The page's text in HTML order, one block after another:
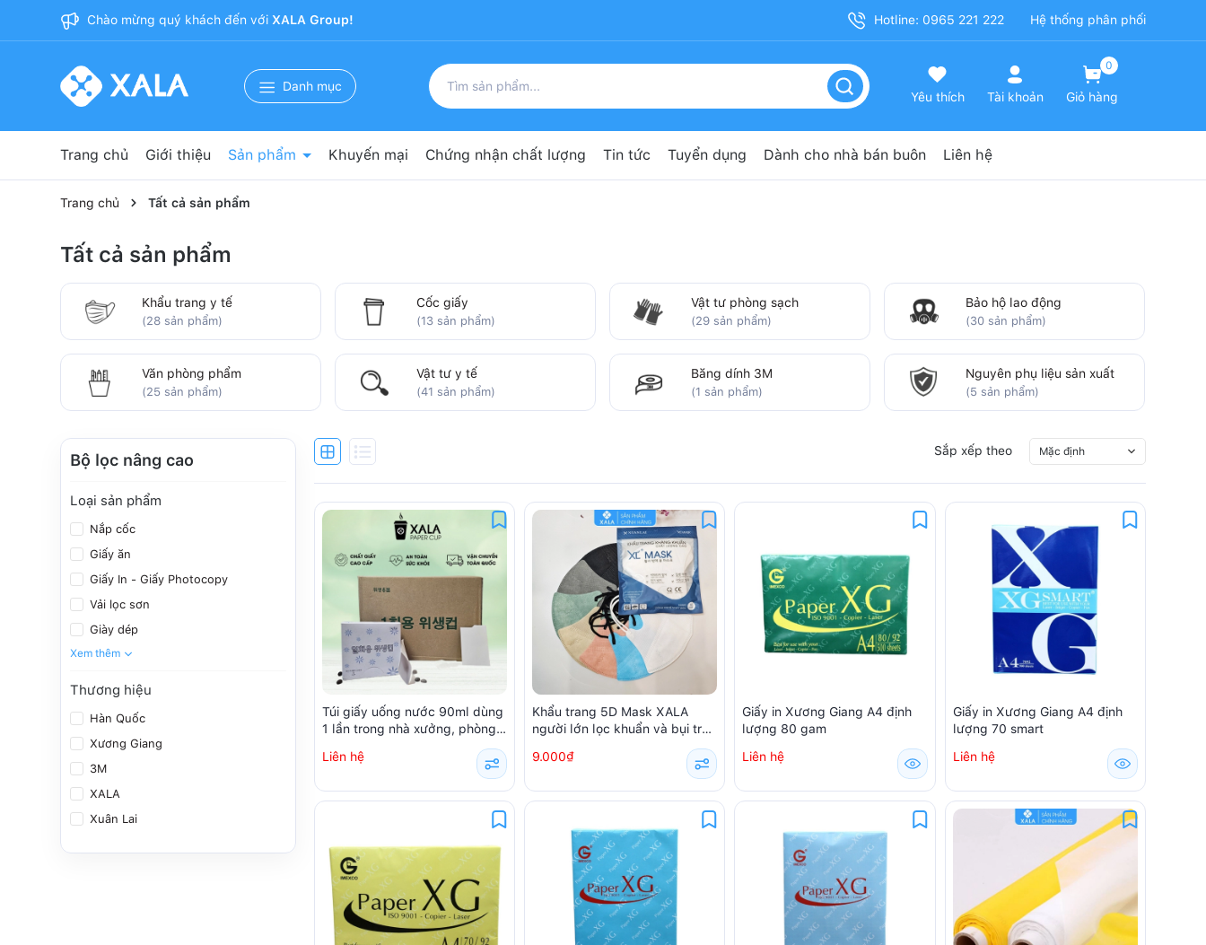
Chào mừng quý khách đến với XALA Group! Hotline: 0965 221 222 Hệ thống phân phối
Danh mục
Yêu thích Tài khoản
0
Giỏ hàng
Trang chủ Giới thiệu Sản phẩm Khuyến mại Chứng nhận chất lượng Tin tức Tuyển dụng Dành cho nhà bán buôn Liên hệ
Trang chủ Tất cả sản phẩm
Tất cả sản phẩm
Khẩu trang y tế
(28 sản phẩm)
Cốc giấy
(13 sản phẩm)
Vật tư phòng sạch
(29 sản phẩm)
Bảo hộ lao động
(30 sản phẩm)
Văn phòng phẩm
(25 sản phẩm)
Vật tư y tế
(41 sản phẩm)
Băng dính 3M
(1 sản phẩm)
Nguyên phụ liệu sản xuất
(5 sản phẩm)
Bộ lọc nâng cao
Loại sản phẩm
Nắp cốc
Giấy ăn
Giấy In - Giấy Photocopy
Vải lọc sơn
Giày dép
Xem thêm
Thương hiệu
Hàn Quốc
Xương Giang
3M
XALA
Xuân Lai
Sắp xếp theo Mặc định
Túi giấy uống nước 90ml dùng
1 lần trong nhà xưởng, phòng
Liên hệ
Khẩu trang 5D Mask XALA
người lớn lọc khuẩn và bụi trên
9.000₫
Giấy in Xương Giang A4 định
lượng 80 gam
Liên hệ
Giấy in Xương Giang A4 định
lượng 70 smart
Liên hệ